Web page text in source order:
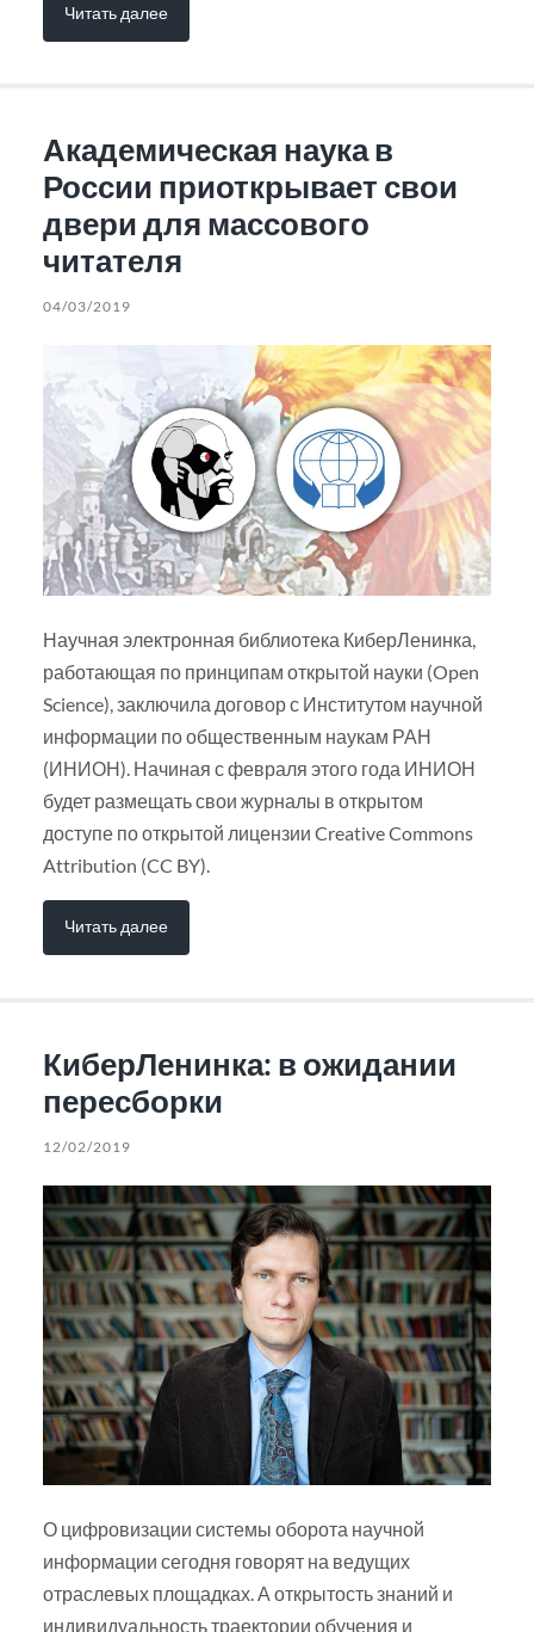
Читать далее
Академическая наука в
России приоткрывает свои
двери для массового
читателя
04/03/2019
Научная электронная библиотека КиберЛенинка,
работающая по принципам открытой науки (Open
Science), заключила договор с Институтом научной
информации по общественным наукам РАН
(ИНИОН). Начиная с февраля этого года ИНИОН
будет размещать свои журналы в открытом
доступе по открытой лицензии Creative Commons
Attribution (CC BY).
Читать далее
КиберЛенинка: в ожидании
пересборки
12/02/2019
О цифровизации системы оборота научной
информации сегодня говорят на ведущих
отраслевых площадках. А открытость знаний и
индивидуальность траектории обучения и